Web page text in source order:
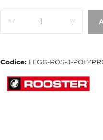
Codice: LEGG-ROS-J-